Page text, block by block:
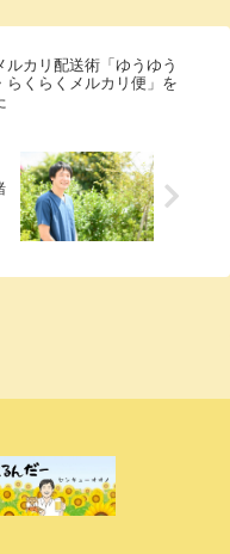
ルカリ配送術「ゆうゆう
らくらくメルカリ便」を